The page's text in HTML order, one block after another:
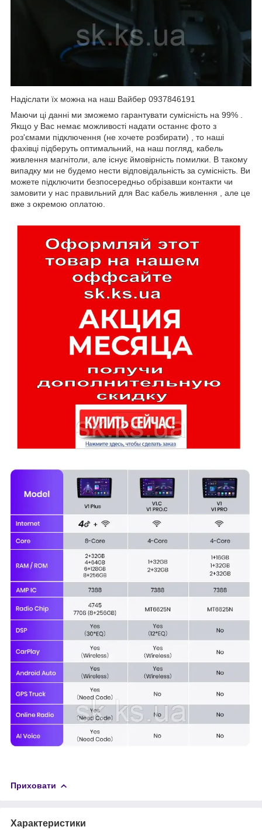
Надіслати їх можна на наш Вайбер 0937846191
Маючи ці данні ми зможемо гарантувати сумісність на 99% .
Якщо у Вас немає можливості надати останнє фото з
роз'ємами підключення (не хочете розбирати) , то наші
фахівці підберуть оптимальний, на наш погляд, кабель
живлення магнітоли, але існує ймовірність помилки. В такому
випадку ми не будемо нести відповідальність за сумісність. Ви
можете підключити безпосередньо обрізавши контакти чи
замовити у нас правильний для Вас кабель живлення , але це
вже з окремою оплатою.
Приховати
Характеристики